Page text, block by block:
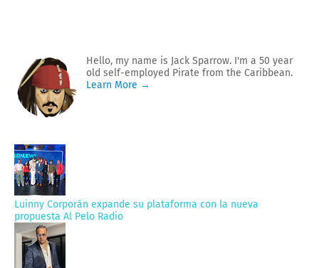
Hello, my name is Jack Sparrow. I'm a 50 year
old self-employed Pirate from the Caribbean.
Learn More →
Luinny Corporán expande su plataforma con la nueva
propuesta Al Pelo Radio